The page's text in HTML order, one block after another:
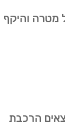
מטרה והיקף
הרכבת